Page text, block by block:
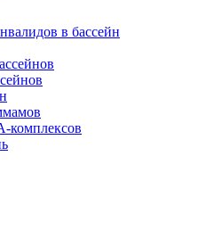
в бассейн
комплексов